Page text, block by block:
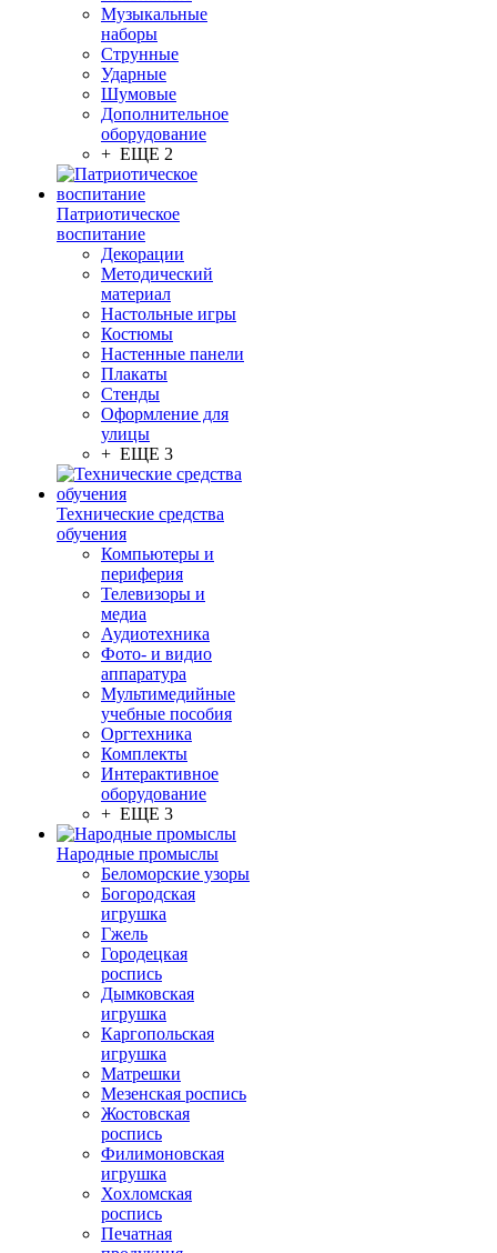
Музыкальные
наборы
Струнные
Ударные
Шумовые
Дополнительное
оборудование
+ ЕЩЕ 2
Патриотическое
воспитание
Декорации
Методический
материал
Настольные игры
Костюмы
Настенные панели
Плакаты
Стенды
Оформление для
улицы
+ ЕЩЕ 3
Технические средства
обучения
Компьютеры и
периферия
Телевизоры и
медиа
Аудиотехника
Фото- и видио
аппаратура
Мультимедийные
учебные пособия
Оргтехника
Комплекты
Интерактивное
оборудование
+ ЕЩЕ 3
Народные промыслы
Беломорские узоры
Богородская
игрушка
Гжель
Городецкая
роспись
Дымковская
игрушка
Каргопольская
игрушка
Матрешки
Мезенская роспись
Жостовская
роспись
Филимоновская
игрушка
Хохломская
роспись
Печатная